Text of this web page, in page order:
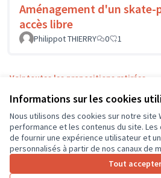
Informations sur les cookies
Nous utilisons des cookies sur notre site
performance et les contenus du site.
de fournir une expérience utilisateur et
personnalisés à partir de nos canaux de
Tout accepter
Aménagement d'un skate-
accès libre
Philippot THIERRY
0 1
Voir toutes les propositions retirées
Conditions d'utilisation
Paramètres des cookies
CD37 sur X
(Lien externe)
CD37 sur Facebook
CD37 sur Instagram
CD37 sur YouTube
(Lien externe)